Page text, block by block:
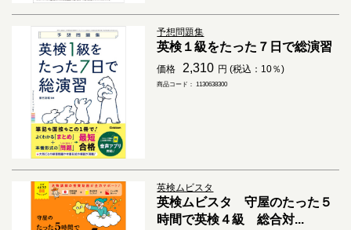
予想問題集
英検１級をたった７日で総演習
価格 2,310 円 (税込：10％)
商品コード： 1130638300
英検ムビスタ
英検ムビスタ 守屋のたった５
時間で英検４級 総合対...